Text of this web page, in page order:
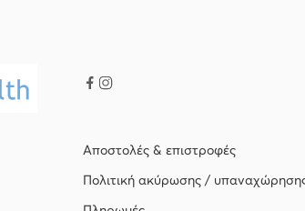
Αποστολές & επιστροφές
Πολιτική ακύρωσης /